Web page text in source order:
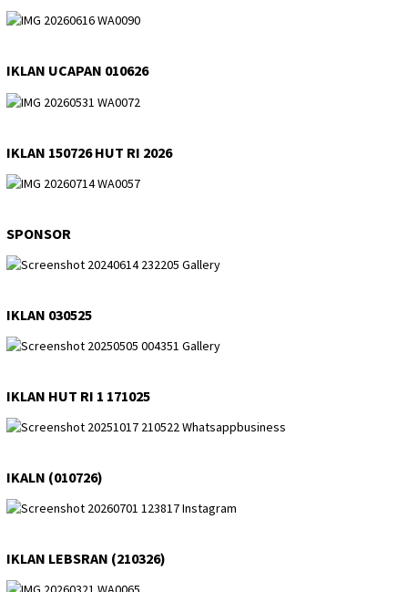
IKLAN UCAPAN 010626
IKLAN 150726 HUT RI 2026
SPONSOR
IKLAN 030525
IKLAN HUT RI 1 171025
IKALN (010726)
IKLAN LEBSRAN (210326)